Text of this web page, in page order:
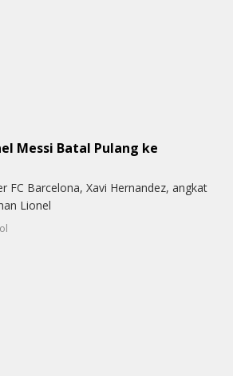
Messi Batal Pulang ke
FC Barcelona, Xavi Hernandez, angkat
Lionel